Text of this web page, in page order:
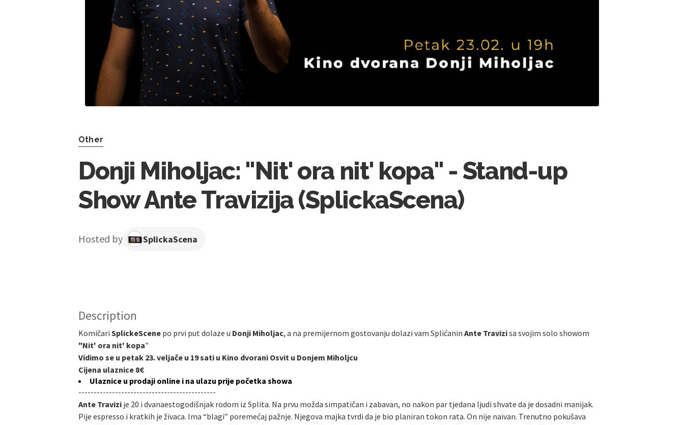
Other
Donji Miholjac: "Nit' ora nit' kopa" - Stand-up
Show Ante Travizija (SplickaScena)
Hosted by SplickaScena
Description
Komičari SplickeScene po prvi put dolaze u Donji Miholjac, a na premijernom gostovanju dolazi vam Splićanin Ante Travizisa svojim solo showom
"Nit' ora nit' kopa"
Vidimo se u petak 23. veljače u 19 sati u Kino dvorani Osvit u Donjem Miholjcu
Cijena ulaznice 8€
Ulaznice u prodaji online i na ulazu prije početka showa
---------------------------------------------
Ante Travizi je 20 i dvanaestogodišnjak rodom iz Splita. Na prvu možda simpatičan i zabavan, no nakon par tjedana ljudi shvate da je dosadni manijak.
Pije espresso i kratkih je živaca. Ima “blagi” poremećaj pažnje. Njegova majka tvrdi da je bio planiran tokon rata. On nije naivan. Trenutno pokušava